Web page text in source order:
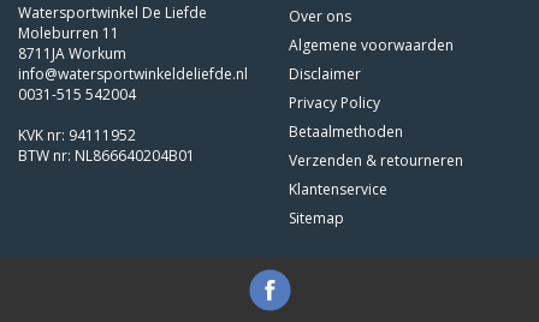
Watersportwinkel De Liefde
Moleburren 11
8711JA Workum
info@watersportwinkeldeliefde.nl
0031-515 542004
KVK nr: 94111952
BTW nr: NL866640204B01
Over ons
Algemene voorwaarden
Disclaimer
Privacy Policy
Betaalmethoden
Verzenden & retourneren
Klantenservice
Sitemap